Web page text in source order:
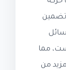
تضمين
مما
من